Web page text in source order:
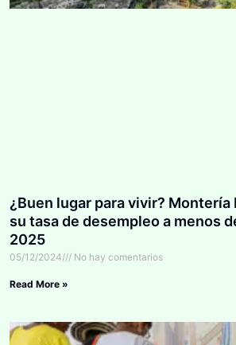
¿Buen lugar para vivir?
su tasa de desempleo a menos
2025
05/12/2024 No hay comentarios
Read More »